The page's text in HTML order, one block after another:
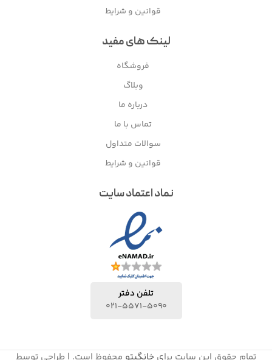
قوانین و شرایط
لینک های مفید
فروشگاه
وبلاگ
درباره ما
تماس با ما
سوالات متداول
قوانین و شرایط
نماد اعتماد سایت
تلفن دفتر
021-5571-5090
تمام حقوق این سایت برای خانگیتو محفوظ است. | طراحی توسط